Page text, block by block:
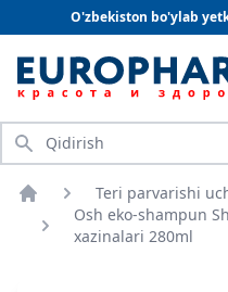
O'zbekiston bo'ylab
Qidirish
Bosh sahifa
Teri parvarishi
Osh eko-shampun
xazinalari 280ml